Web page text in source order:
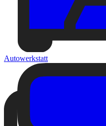
Autowerkstatt